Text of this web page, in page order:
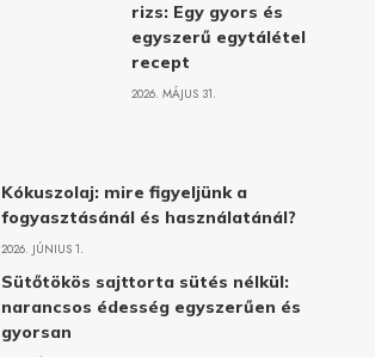
rizs: Egy gyors és
egyszerű egytálétel
recept
2026. MÁJUS 31.
Kókuszolaj: mire figyeljünk a
fogyasztásánál és használatánál?
2026. JÚNIUS 1.
Sütőtökös sajttorta sütés nélkül:
narancsos édesség egyszerűen és
gyorsan